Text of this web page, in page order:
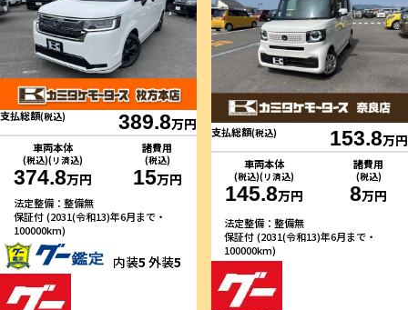
支払総額(税込) 389.8万円
車両本体
(税込)(リ済込)
374.8万円
諸費用
(税込)
15万円
法定整備：整備無
保証付 (2031(令和13)年6月まで・
100000km)
内装5 外装5
支払総額(税込) 153.8万円
車両本体
(税込)(リ済込)
145.8万円
諸費用
(税込)
8万円
法定整備：整備無
保証付 (2031(令和13)年6月まで・
100000km)